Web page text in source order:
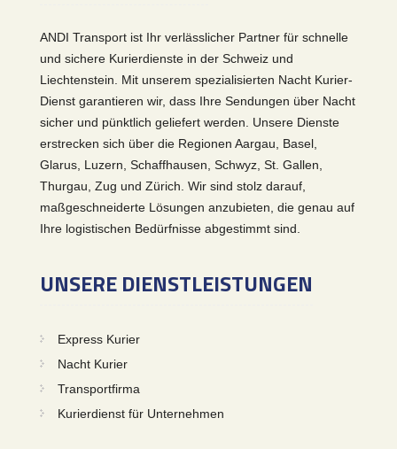
ANDI Transport ist Ihr verlässlicher Partner für schnelle
und sichere Kurierdienste in der Schweiz und
Liechtenstein. Mit unserem spezialisierten Nacht Kurier-
Dienst garantieren wir, dass Ihre Sendungen über Nacht
sicher und pünktlich geliefert werden. Unsere Dienste
erstrecken sich über die Regionen Aargau, Basel,
Glarus, Luzern, Schaffhausen, Schwyz, St. Gallen,
Thurgau, Zug und Zürich. Wir sind stolz darauf,
maßgeschneiderte Lösungen anzubieten, die genau auf
Ihre logistischen Bedürfnisse abgestimmt sind.
UNSERE DIENSTLEISTUNGEN
Express Kurier
Nacht Kurier
Transportfirma
Kurierdienst für Unternehmen